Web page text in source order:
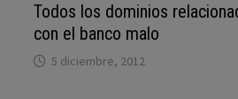
Todos los dominios
con el banco malo
5 diciembre, 2012